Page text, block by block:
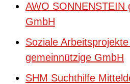
AWO SONNENSTEIN
GmbH
Soziale
gemeinnützige GmbH
SHM Suchthilfe